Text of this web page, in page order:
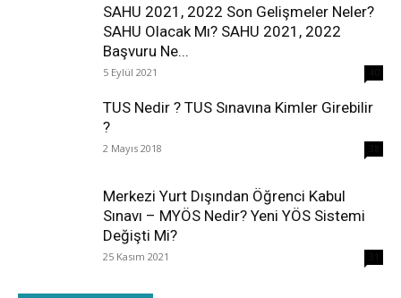
SAHU 2021, 2022 Son Gelişmeler Neler?
SAHU Olacak Mı? SAHU 2021, 2022
Başvuru Ne...
5 Eylül 2021
TUS Nedir ? TUS Sınavına Kimler Girebilir
?
2 Mayıs 2018
Merkezi Yurt Dışından Öğrenci Kabul
Sınavı – MYÖS Nedir? Yeni YÖS Sistemi
Değişti Mi?
25 Kasım 2021